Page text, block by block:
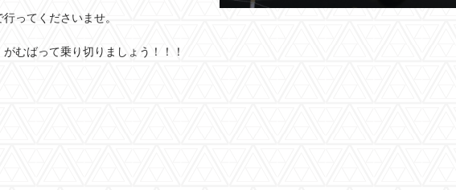
ってくださいませ。
むばって乗り切りましょう！！！